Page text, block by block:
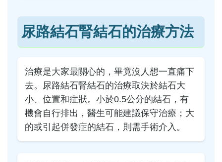
尿路結石腎結石的治療方法
治療是大家最關心的，畢竟沒人想一直痛下
去。尿路結石腎結石的治療取決於結石大
小、位置和症狀。小於0.5公分的結石，有
機會自行排出，醫生可能建議保守治療；大
的或引起併發症的結石，則需手術介入。